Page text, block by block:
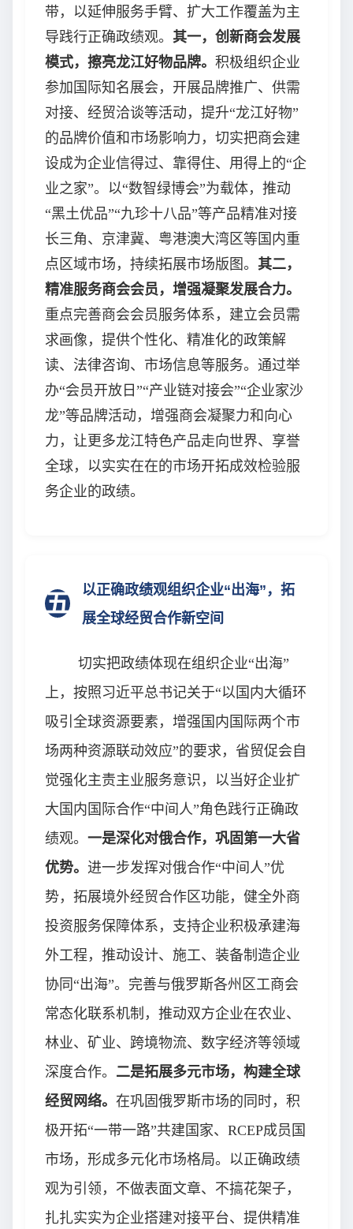
带，以延伸服务手臂、扩大工作覆盖为主
导践行正确政绩观。 其一，创新商会发展
模式，擦亮龙江好物品牌。 积极组织企业
参加国际知名展会，开展品牌推广、供需
对接、经贸洽谈等活动，提升“龙江好物”
的品牌价值和市场影响力，切实把商会建
设成为企业信得过、靠得住、用得上的“企
业之家”。以“数智绿博会”为载体，推动
“黑土优品”“九珍十八品”等产品精准对接
长三角、京津冀、粤港澳大湾区等国内重
点区域市场，持续拓展市场版图。 其二，
精准服务商会会员，增强凝聚发展合力。
重点完善商会会员服务体系，建立会员需
求画像，提供个性化、精准化的政策解
读、法律咨询、市场信息等服务。通过举
办“会员开放日”“产业链对接会”“企业家沙
龙”等品牌活动，增强商会凝聚力和向心
力，让更多龙江特色产品走向世界、享誉
全球，以实实在在的市场开拓成效检验服
务企业的政绩。
五
以正确政绩观组织企业“出海”，拓
展全球经贸合作新空间
切实把政绩体现在组织企业“出海”
上，按照习近平总书记关于“以国内大循环
吸引全球资源要素，增强国内国际两个市
场两种资源联动效应”的要求，省贸促会自
觉强化主责主业服务意识，以当好企业扩
大国内国际合作“中间人”角色践行正确政
绩观。 一是深化对俄合作，巩固第一大省
优势。 进一步发挥对俄合作“中间人”优
势，拓展境外经贸合作区功能，健全外商
投资服务保障体系，支持企业积极承建海
外工程，推动设计、施工、装备制造企业
协同“出海”。完善与俄罗斯各州区工商会
常态化联系机制，推动双方企业在农业、
林业、矿业、跨境物流、数字经济等领域
深度合作。 二是拓展多元市场，构建全球
经贸网络。 在巩固俄罗斯市场的同时，积
极开拓“一带一路”共建国家、RCEP成员国
市场，形成多元化市场格局。以正确政绩
观为引领，不做表面文章、不搞花架子，
扎扎实实为企业搭建对接平台、提供精准